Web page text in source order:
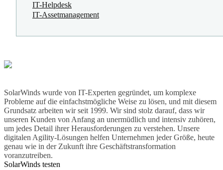
IT-Helpdesk
IT-Assetmanagement
SolarWinds wurde von IT-Experten gegründet, um komplexe
Probleme auf die einfachstmögliche Weise zu lösen, und mit diesem
Grundsatz arbeiten wir seit 1999. Wir sind stolz darauf, dass wir
unseren Kunden von Anfang an unermüdlich und intensiv zuhören,
um jedes Detail ihrer Herausforderungen zu verstehen. Unsere
digitalen Agility-Lösungen helfen Unternehmen jeder Größe, heute
genau wie in der Zukunft ihre Geschäftstransformation
voranzutreiben.
SolarWinds testen